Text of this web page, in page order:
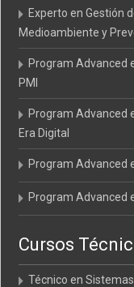
Experto en Gestión
Medioambiente y
Program Advanced
PMI
Program Advanced
Era Digital
Program Advanced
Program Advanced
Cursos
Técnico en